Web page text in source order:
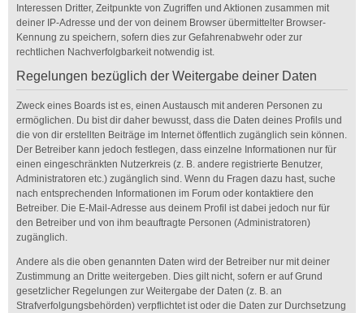
Interessen Dritter, Zeitpunkte von Zugriffen und Aktionen zusammen mit
deiner IP-Adresse und der von deinem Browser übermittelter Browser-
Kennung zu speichern, sofern dies zur Gefahrenabwehr oder zur
rechtlichen Nachverfolgbarkeit notwendig ist.
Regelungen bezüglich der Weitergabe deiner Daten
Zweck eines Boards ist es, einen Austausch mit anderen Personen zu
ermöglichen. Du bist dir daher bewusst, dass die Daten deines Profils und
die von dir erstellten Beiträge im Internet öffentlich zugänglich sein können.
Der Betreiber kann jedoch festlegen, dass einzelne Informationen nur für
einen eingeschränkten Nutzerkreis (z. B. andere registrierte Benutzer,
Administratoren etc.) zugänglich sind. Wenn du Fragen dazu hast, suche
nach entsprechenden Informationen im Forum oder kontaktiere den
Betreiber. Die E-Mail-Adresse aus deinem Profil ist dabei jedoch nur für
den Betreiber und von ihm beauftragte Personen (Administratoren)
zugänglich.
Andere als die oben genannten Daten wird der Betreiber nur mit deiner
Zustimmung an Dritte weitergeben. Dies gilt nicht, sofern er auf Grund
gesetzlicher Regelungen zur Weitergabe der Daten (z. B. an
Strafverfolgungsbehörden) verpflichtet ist oder die Daten zur Durchsetzung